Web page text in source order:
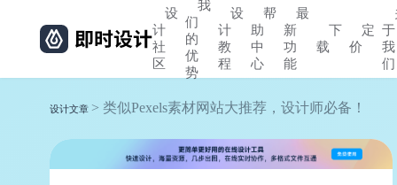
设
计
社
区
我
们
的
优
势
设
计
教
程
帮
助
中
心
最
新
功
能
下
载
定
价
于
我
们
设计文章 > 类似Pexels素材网站大推荐，设计师必备！